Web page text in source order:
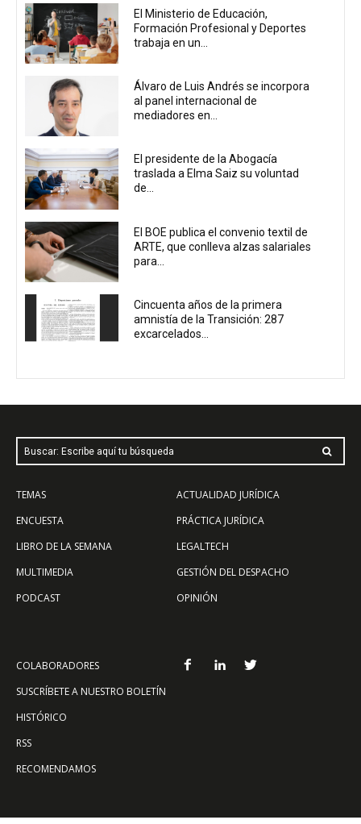
El Ministerio de Educación,
Formación Profesional y Deportes
trabaja en un...
Álvaro de Luis Andrés se incorpora
al panel internacional de
mediadores en...
El presidente de la Abogacía
traslada a Elma Saiz su voluntad
de...
El BOE publica el convenio textil de
ARTE, que conlleva alzas salariales
para...
Cincuenta años de la primera
amnistía de la Transición: 287
excarcelados...
Buscar: Escribe aquí tu búsqueda
TEMAS
ENCUESTA
LIBRO DE LA SEMANA
MULTIMEDIA
PODCAST
ACTUALIDAD JURÍDICA
PRÁCTICA JURÍDICA
LEGALTECH
GESTIÓN DEL DESPACHO
OPINIÓN
COLABORADORES
SUSCRÍBETE A NUESTRO BOLETÍN
HISTÓRICO
RSS
RECOMENDAMOS